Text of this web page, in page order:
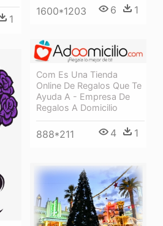
1600*1203 6 1
1
Com Es Una Tienda
Online De Regalos Que Te
Ayuda A - Empresa De
Regalos A Domicilio
888*211 4 1